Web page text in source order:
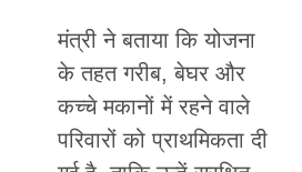
मंत्री ने बताया कि योजना
के तहत गरीब, बेघर और
कच्चे मकानों में रहने वाले
परिवारों को प्राथमिकता दी